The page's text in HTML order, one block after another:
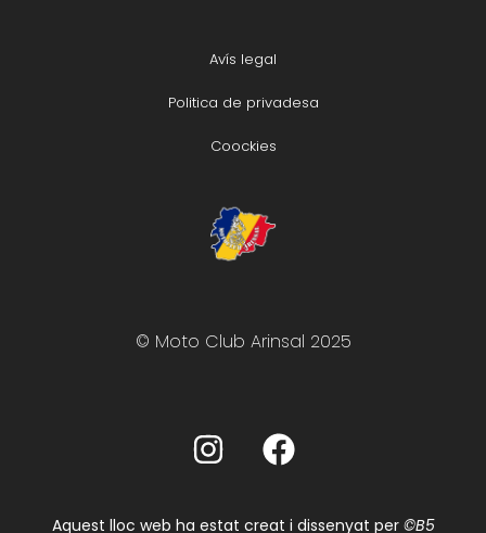
Avís legal
Politica de privadesa
Coockies
© Moto Club Arinsal 2025
Aquest lloc web ha estat creat i dissenyat per ©B5